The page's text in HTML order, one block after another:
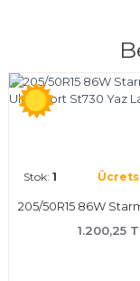
Stok: 1
1.200,25